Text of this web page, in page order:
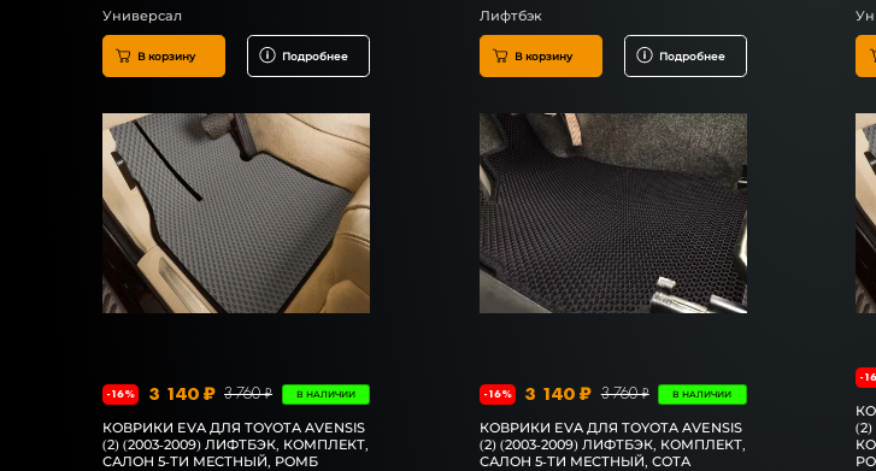
Универсал
В корзину Подробнее
Лифтбэк
В корзину Подробнее
-16% 3 140 ₽ 3 760 ₽ В НАЛИЧИИ
КОВРИКИ EVA ДЛЯ TOYOTA AVENSIS
(2) (2003-2009) ЛИФТБЭК, КОМПЛЕКТ,
САЛОН 5-ТИ МЕСТНЫЙ, РОМБ
-16% 3 140 ₽ 3 760 ₽ В НАЛИЧИИ
КОВРИКИ EVA ДЛЯ TOYOTA AVENSIS
(2) (2003-2009) ЛИФТБЭК, КОМПЛЕКТ,
САЛОН 5-ТИ МЕСТНЫЙ, СОТА
-